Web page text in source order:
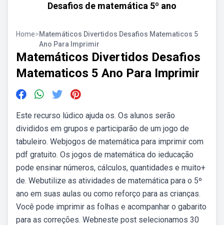
Desafios de matemática 5º ano
Home>Matemáticos Divertidos Desafios Matematicos 5
Ano Para Imprimir
Matemáticos Divertidos Desafios
Matematicos 5 Ano Para Imprimir
Este recurso lúdico ajuda os. Os alunos serão
divididos em grupos e participarão de um jogo de
tabuleiro. Webjogos de matemática para imprimir com
pdf gratuito. Os jogos de matemática do ieducação
pode ensinar números, cálculos, quantidades e muito+
de. Webutilize as atividades de matemática para o 5º
ano em suas aulas ou como reforço para as crianças.
Você pode imprimir as folhas e acompanhar o gabarito
para as correções. Webneste post selecionamos 30